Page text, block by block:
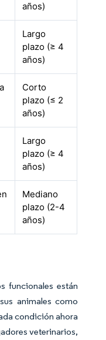
años)
Largo
plazo (≥ 4
años)
Corto
plazo (≤ 2
años)
Largo
plazo (≥ 4
años)
Mediano
plazo (2-4
años)
funcionales están
animales como
condición ahora
veterinarios,